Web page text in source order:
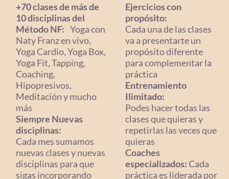
+70 clases de más de
10 disciplinas del
Método NF: Yoga con
Naty Franz en vivo,
Yoga Cardio, Yoga Box,
Yoga Fit, Tapping,
Coaching,
Hipopresivos,
Meditación y mucho
más
Siempre Nuevas
disciplinas:
Cada mes sumamos
nuevas clases y nuevas
disciplinas para que
sigas incorporando
Ejercicios con
propósito:
Cada una de las clases
va a presentarte un
propósito diferente
para complementar la
práctica
Entrenamiento
Ilimitado:
Podes hacer todas las
clases que quieras y
repetirlas las veces que
quieras
Coaches
especializados: Cada
práctica es liderada por